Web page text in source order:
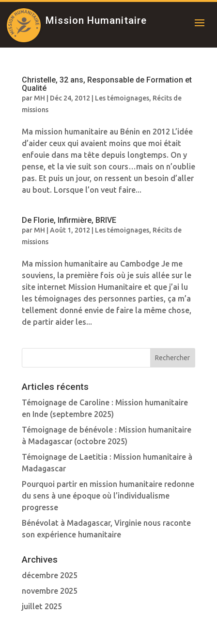
Mission Humanitaire
Christelle, 32 ans, Responsable de Formation et
Qualité
par MH Déc 24, 2012 Les témoignages, Récits de
missions
Ma mission humanitaire au Bénin en 2012 L’idée
d’aider ceux qui avaient moins que moi était
enfouie dans ma tête depuis longtemps. On y
pense, et la vie suit son cours…mais on n’oublie
pas. Et puis un jour, on ressent un besoin d’aller
au bout. Lorsque l’on veut faire...
De Florie, Infirmière, BRIVE
par MH Août 1, 2012 Les témoignages, Récits de
missions
Ma mission humanitaire au Cambodge Je me
souviens, la première fois où je suis allée sur le
site internet Mission Humanitaire et que j’ai lu
les témoignages des personnes parties, ça m’a
tellement donné envie de faire la même chose,
de partir aider les...
Articles récents
Témoignage de Caroline : Mission humanitaire
en Inde (septembre 2025)
Témoignage de bénévole : Mission humanitaire
à Madagascar (octobre 2025)
Témoignage de Laetitia : Mission humanitaire à
Madagascar
Pourquoi partir en mission humanitaire redonne
du sens à une époque où l’individualisme
progresse
Bénévolat à Madagascar, Virginie nous raconte
son expérience humanitaire
Archives
décembre 2025
novembre 2025
juillet 2025